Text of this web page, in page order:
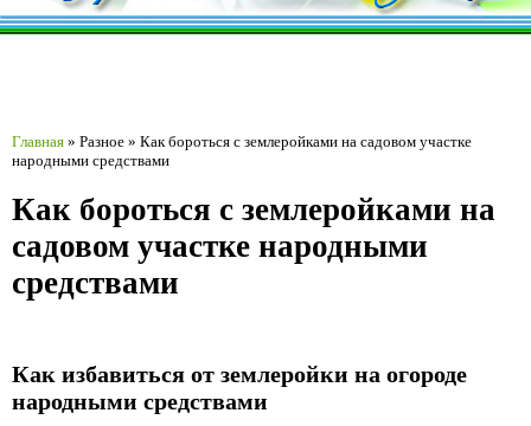
Главная » Разное » Как бороться с землеройками на садовом участке
народными средствами
Как бороться с землеройками на
садовом участке народными
средствами
Как избавиться от землеройки на огороде
народными средствами